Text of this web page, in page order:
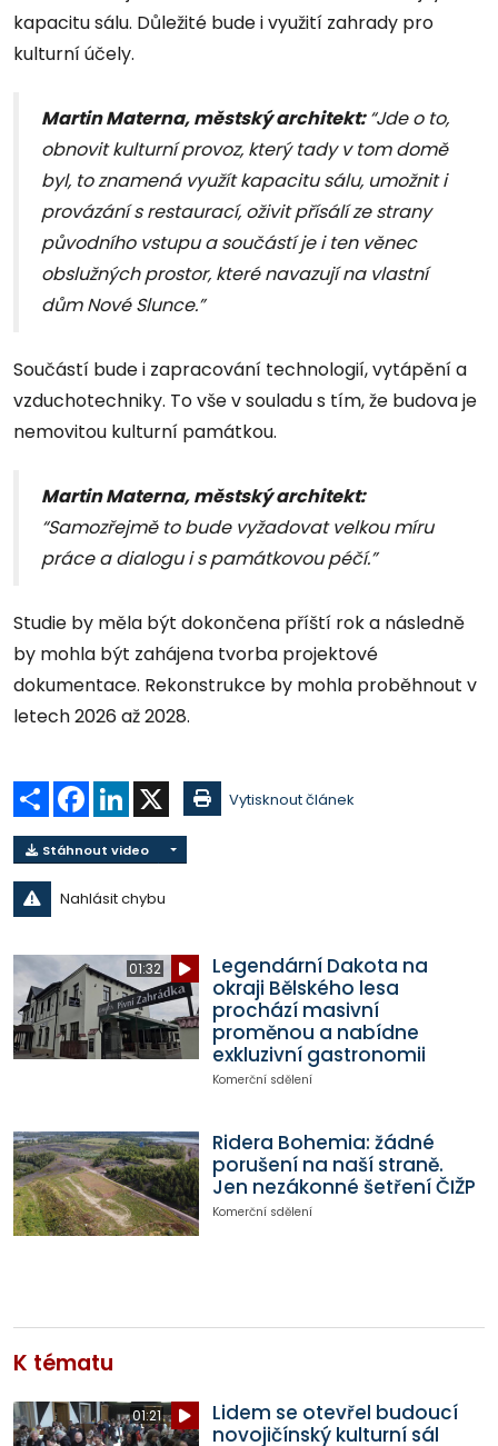
kapacitu sálu. Důležité bude i využití zahrady pro
kulturní účely.
Martin Materna, městský architekt:“Jde o to,
obnovit kulturní provoz, který tady v tom domě
byl, to znamená využít kapacitu sálu, umožnit i
provázání s restaurací, oživit přísálí ze strany
původního vstupu a součástí je i ten věnec
obslužných prostor, které navazují na vlastní
dům Nové Slunce.”
Součástí bude i zapracování technologií, vytápění a
vzduchotechniky. To vše v souladu s tím, že budova je
nemovitou kulturní památkou.
Martin Materna, městský architekt:
“Samozřejmě to bude vyžadovat velkou míru
práce a dialogu i s památkovou péčí.”
Studie by měla být dokončena příští rok a následně
by mohla být zahájena tvorba projektové
dokumentace. Rekonstrukce by mohla proběhnout v
letech 2026 až 2028.
Sdílet Facebook
LinkedIn Vytisknout článek
Stáhnout video
Nahlásit chybu
01:32
Legendární Dakota na
okraji Bělského lesa
prochází masivní
proměnou a nabídne
exkluzivní gastronomii
Komerční sdělení
Ridera Bohemia: žádné
porušení na naší straně.
Jen nezákonné šetření ČIŽP
Komerční sdělení
K tématu
01:21
Lidem se otevřel budoucí
novojičínský kulturní sál